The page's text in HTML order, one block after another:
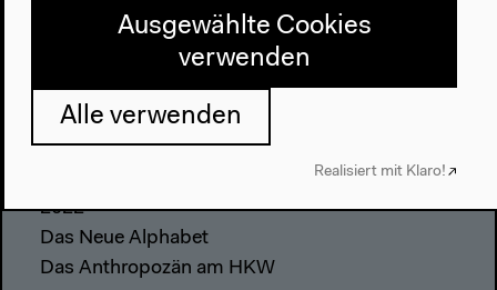
2022
Das Neue Alphabet
Das Anthropozän am HKW
Ausgewählte Cookies
verwenden
Alle verwenden
Realisiert mit Klaro!